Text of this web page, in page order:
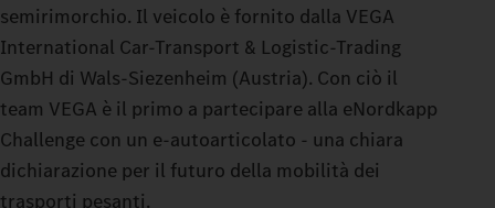
semirimorchio. Il veicolo è fornito dalla VEGA
International Car-Transport & Logistic-Trading
GmbH di Wals-Siezenheim (Austria). Con ciò il
team VEGA è il primo a partecipare alla eNordkapp
Challenge con un e-autoarticolato - una chiara
dichiarazione per il futuro della mobilità dei
trasporti pesanti.